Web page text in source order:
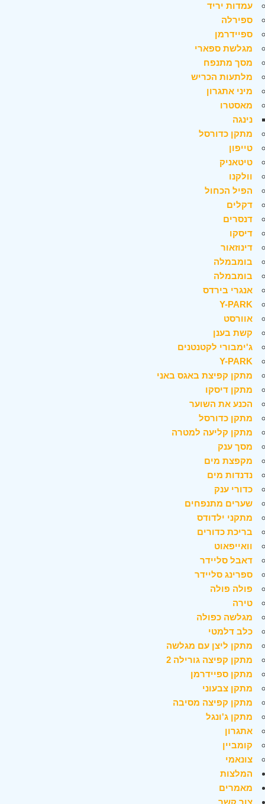
עמדות יריד
ספירלה
ספיידרמן
מגלשת ספארי
מסך מתנפח
מלתעות הכריש
מיני אתגרון
מאסטרו
נינגה
מתקן כדורסל
טייפון
טיטאניק
וולקנו
הפיל הכחול
דקלים
דנסרים
דיסקו
דינוזאור
בומבמלה
בומבמלה
אנגרי בירדס
Y-PARK
אוורסט
קשת בענן
ג'ימבורי לקטנטנים
Y-PARK
מתקן קפיצת באגס באני
מתקן דיסקו
הכנע את השוער
מתקן כדורסל
מתקן קליעה למטרה
מסך ענק
מקפצת מים
נדנדות מים
כדורי ענק
שערים מתנפחים
מתקני ילדודס
בריכת כדורים
וואייפאוט
דאבל סליידר
ספרינג סליידר
פולה פולה
טירה
מגלשה כפולה
כלב דלמטי
מתקן ליצן עם מגלשה
מתקן קפיצה גורילה 2
מתקן ספיידרמן
מתקן צבעוני
מתקן קפיצה מסיבה
מתקן ג'ונגל
אתגרון
קומביין
צונאמי
המלצות
מאמרים
צור קשר